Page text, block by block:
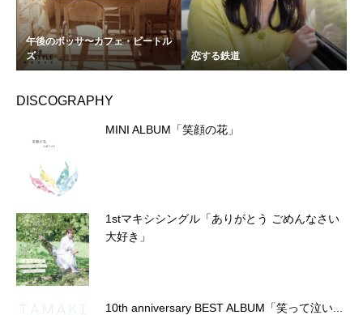
午後のボッサ〜カフェ・ビートル
ズ
恋する鉄道
DISCOGRAPHY
MINI ALBUM「笑顔の花」
1stマキシシングル「ありがとう ごめんなさい
大好き」
10th anniversary BEST ALBUM「笑って泣い...